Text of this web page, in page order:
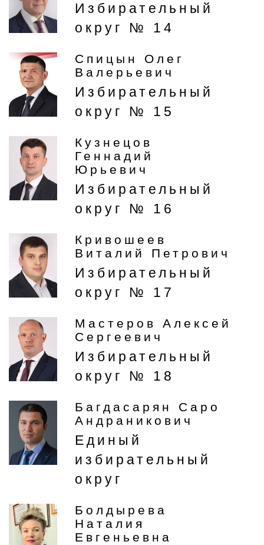
Избирательный
округ № 14
Спицын Олег
Валерьевич
Избирательный
округ № 15
Кузнецов
Геннадий
Юрьевич
Избирательный
округ № 16
Кривошеев
Виталий Петрович
Избирательный
округ № 17
Мастеров Алексей
Сергеевич
Избирательный
округ № 18
Багдасарян Саро
Андраникович
Единый
избирательный
округ
Болдырева
Наталия
Евгеньевна